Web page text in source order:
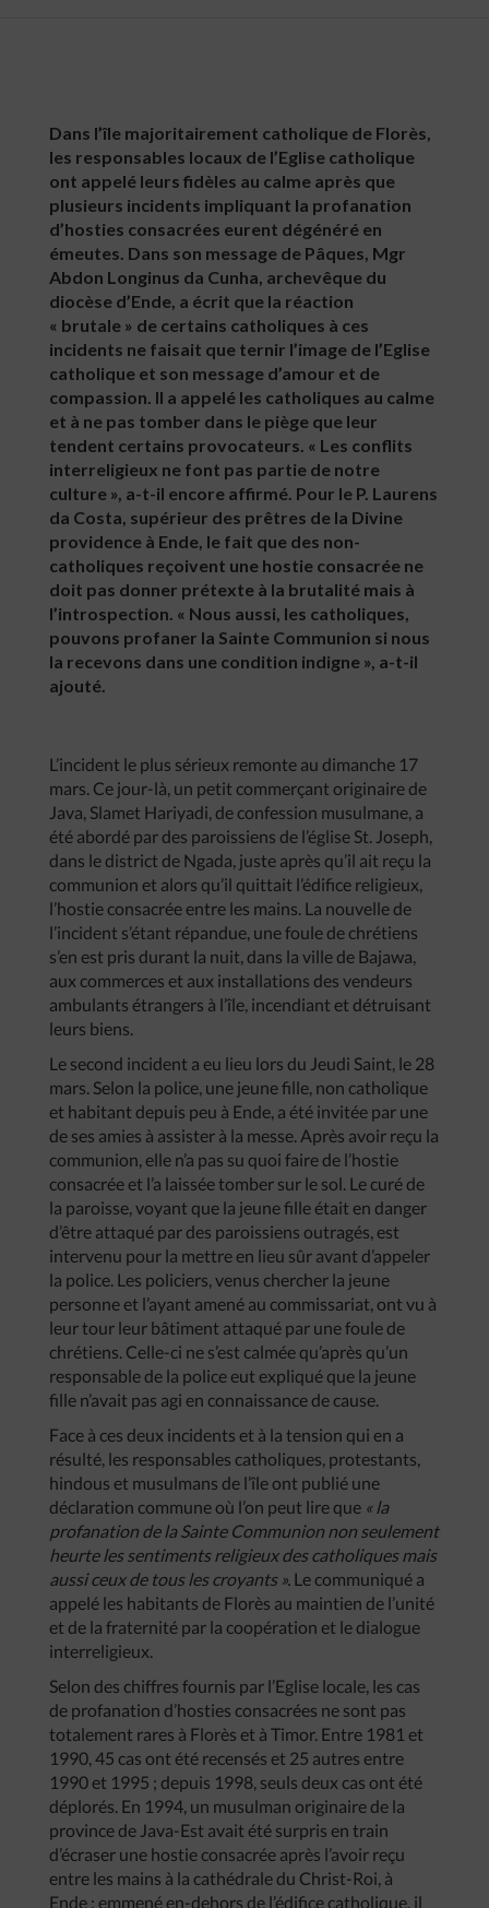
Dans l’île majoritairement catholique de Florès,
les responsables locaux de l’Eglise catholique
ont appelé leurs fidèles au calme après que
plusieurs incidents impliquant la profanation
d’hosties consacrées eurent dégénéré en
émeutes. Dans son message de Pâques, Mgr
Abdon Longinus da Cunha, archevêque du
diocèse d’Ende, a écrit que la réaction
« brutale » de certains catholiques à ces
incidents ne faisait que ternir l’image de l’Eglise
catholique et son message d’amour et de
compassion. Il a appelé les catholiques au calme
et à ne pas tomber dans le piège que leur
tendent certains provocateurs. « Les conflits
interreligieux ne font pas partie de notre
culture », a-t-il encore affirmé. Pour le P. Laurens
da Costa, supérieur des prêtres de la Divine
providence à Ende, le fait que des non-
catholiques reçoivent une hostie consacrée ne
doit pas donner prétexte à la brutalité mais à
l’introspection. « Nous aussi, les catholiques,
pouvons profaner la Sainte Communion si nous
la recevons dans une condition indigne », a-t-il
ajouté.
L’incident le plus sérieux remonte au dimanche 17
mars. Ce jour-là, un petit commerçant originaire de
Java, Slamet Hariyadi, de confession musulmane, a
été abordé par des paroissiens de l’église St. Joseph,
dans le district de Ngada, juste après qu’il ait reçu la
communion et alors qu’il quittait l’édifice religieux,
l’hostie consacrée entre les mains. La nouvelle de
l’incident s’étant répandue, une foule de chrétiens
s’en est pris durant la nuit, dans la ville de Bajawa,
aux commerces et aux installations des vendeurs
ambulants étrangers à l’île, incendiant et détruisant
leurs biens.
Le second incident a eu lieu lors du Jeudi Saint, le 28
mars. Selon la police, une jeune fille, non catholique
et habitant depuis peu à Ende, a été invitée par une
de ses amies à assister à la messe. Après avoir reçu la
communion, elle n’a pas su quoi faire de l’hostie
consacrée et l’a laissée tomber sur le sol. Le curé de
la paroisse, voyant que la jeune fille était en danger
d’être attaqué par des paroissiens outragés, est
intervenu pour la mettre en lieu sûr avant d’appeler
la police. Les policiers, venus chercher la jeune
personne et l’ayant amené au commissariat, ont vu à
leur tour leur bâtiment attaqué par une foule de
chrétiens. Celle-ci ne s’est calmée qu’après qu’un
responsable de la police eut expliqué que la jeune
fille n’avait pas agi en connaissance de cause.
Face à ces deux incidents et à la tension qui en a
résulté, les responsables catholiques, protestants,
hindous et musulmans de l’île ont publié une
déclaration commune où l’on peut lire que « la
profanation de la Sainte Communion non seulement
heurte les sentiments religieux des catholiques mais
aussi ceux de tous les croyants ». Le communiqué a
appelé les habitants de Florès au maintien de l’unité
et de la fraternité par la coopération et le dialogue
interreligieux.
Selon des chiffres fournis par l’Eglise locale, les cas
de profanation d’hosties consacrées ne sont pas
totalement rares à Florès et à Timor. Entre 1981 et
1990, 45 cas ont été recensés et 25 autres entre
1990 et 1995 ; depuis 1998, seuls deux cas ont été
déplorés. En 1994, un musulman originaire de la
province de Java-Est avait été surpris en train
d’écraser une hostie consacrée après l’avoir reçu
entre les mains à la cathédrale du Christ-Roi, à
Ende ; emmené en-dehors de l’édifice catholique, il